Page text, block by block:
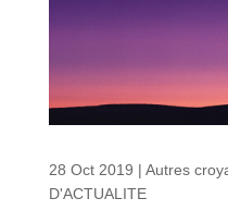
28 Oct 2019 | Autres
D'ACTUALITE